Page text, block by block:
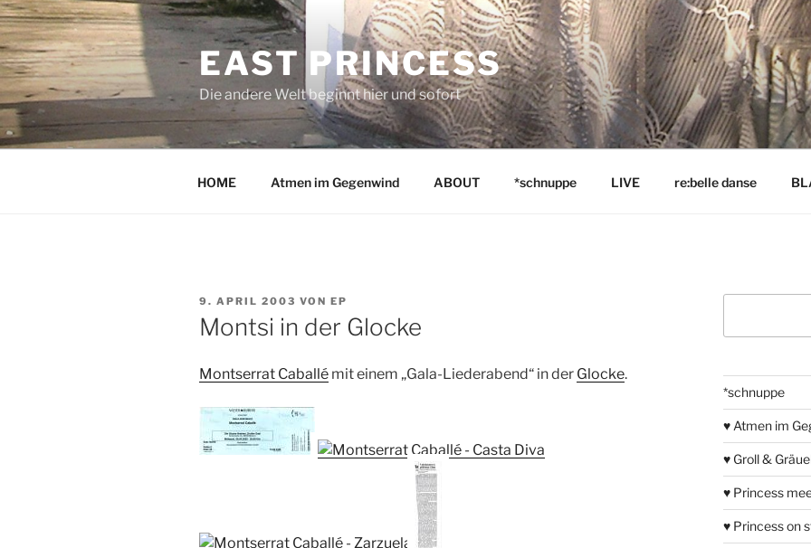
Zum
Inhalt
springen
EAST PRINCESS
Die andere Welt beginnt hier und sofort
HOME Atmen im Gegenwind ABOUT *schnuppe LIVE re:belle danse
VERÖFFENTLICHT
AM
9. APRIL 2003 VON EP
Montsi in der Glocke
Montserrat Caballé mit einem „Gala-Liederabend“ in der Glocke.
*schnuppe
♥ Atmen im
♥ Groll &
♥ Princess
♥ Princess on